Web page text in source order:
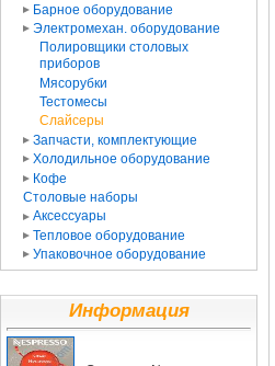
Барное оборудование
Электромехан. оборудование
Полировщики столовых
приборов
Мясорубки
Тестомесы
Слайсеры
Запчасти, комплектующие
Холодильное оборудование
Кофе
Столовые наборы
Аксессуары
Тепловое оборудование
Упаковочное оборудование
Информация